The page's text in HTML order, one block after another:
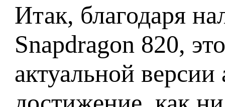
Итак, благодаря
Snapdragon 820,
актуальной